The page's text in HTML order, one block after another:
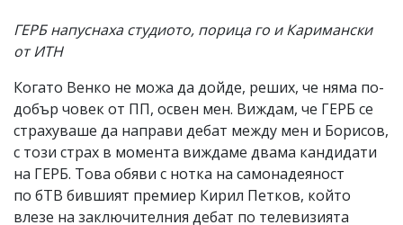
обиден
за
вас
моля
сигнализирайте
ни!
ГЕРБ напуснаха студиото, порица го и Каримански
от ИТН
Когато Венко не можа да дойде, реших, че няма по-
добър човек от ПП, освен мен. Виждам, че ГЕРБ се
страхуваше да направи дебат между мен и Борисов,
с този страх в момента виждаме двама кандидати
на ГЕРБ. Това обяви с нотка на самонадеяност
по бТВ бившият премиер Кирил Петков, който
влезе на заключителния дебат по телевизията